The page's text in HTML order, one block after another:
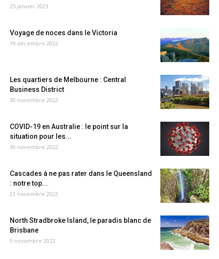
25 janvier 2023
Voyage de noces dans le Victoria
19 décembre 2022
Les quartiers de Melbourne : Central
Business District
30 novembre 2022
COVID-19 en Australie : le point sur la
situation pour les...
30 novembre 2022
Cascades à ne pas rater dans le Queensland
: notre top...
23 novembre 2022
North Stradbroke Island, le paradis blanc de
Brisbane
9 novembre 2022